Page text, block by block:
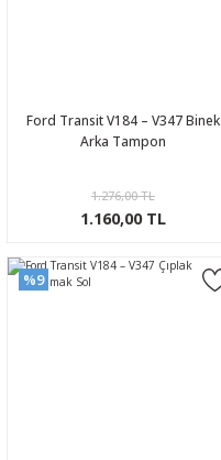
Ford Transit V184 – V347 Binek
Arka Tampon
1.276,00 TL
1.160,00 TL
%9